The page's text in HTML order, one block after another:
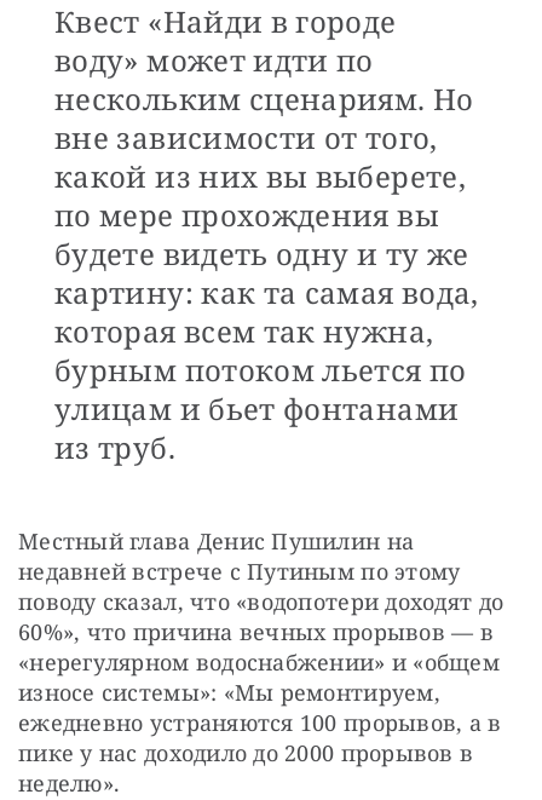
Квест «Найди в городе
воду» может идти по
нескольким сценариям. Но
вне зависимости от того,
какой из них вы выберете,
по мере прохождения вы
будете видеть одну и ту же
картину: как та самая вода,
которая всем так нужна,
бурным потоком льется по
улицам и бьет фонтанами
из труб.
Местный глава Денис Пушилин на
недавней встрече с Путиным по этому
поводу сказал, что «водопотери доходят до
60%», что причина вечных прорывов — в
«нерегулярном водоснабжении» и «общем
износе системы»: «Мы ремонтируем,
ежедневно устраняются 100 прорывов, а в
пике у нас доходило до 2000 прорывов в
неделю».